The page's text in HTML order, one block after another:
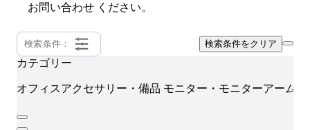
お問い合わせ ください。
検索条件： 検索条件をクリア
カテゴリー
オフィスアクセサリー・備品 モニター・モニターアーム